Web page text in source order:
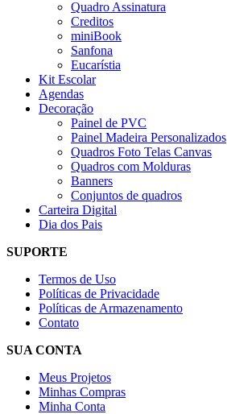
Quadro Assinatura
Creditos
miniBook
Sanfona
Eucarístia
Kit Escolar
Agendas
Decoração
Painel de PVC
Painel Madeira Personalizados
Quadros Foto Telas Canvas
Quadros com Molduras
Banners
Conjuntos de quadros
Carteira Digital
Dia dos Pais
SUPORTE
Termos de Uso
Políticas de Privacidade
Políticas de Armazenamento
Contato
SUA CONTA
Meus Projetos
Minhas Compras
Minha Conta